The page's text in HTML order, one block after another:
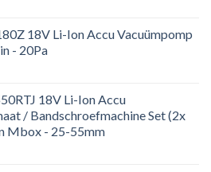
18V Li-Ion Accu Vacuümpomp
- 20Pa
18V Li-Ion Accu
/ Bandschroefmachine Set (2x
Mbox - 25-55mm